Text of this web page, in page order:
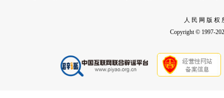
人 民 网 版 权
Copyright © 1997-